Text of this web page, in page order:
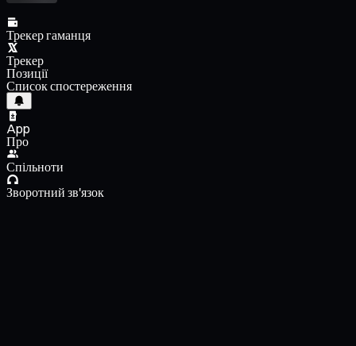
Трекер гаманця
Трекер
Позиції
Список спостереження
App
Про
Спільноти
Зворотний зв'язок